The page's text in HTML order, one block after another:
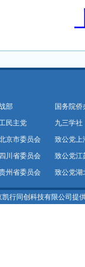
部
国务院侨
民主党
九三学社
京市委员会
致公党上
川省委员会
致公党江
州省委员会 致公党湖
凯行同创科技有限公司提